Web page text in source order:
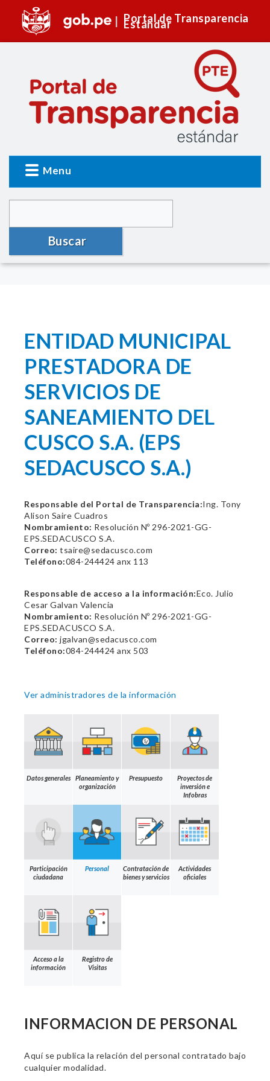
Portal de Transparencia
Estándar
Menu
Buscar
ENTIDAD MUNICIPAL
PRESTADORA DE
SERVICIOS DE
SANEAMIENTO DEL
CUSCO S.A. (EPS
SEDACUSCO S.A.)
Responsable del Portal de Transparencia:Ing. Tony
Alison Saire Cuadros
Nombramiento: Resolución Nº 296-2021-GG-
EPS.SEDACUSCO S.A.
Correo: tsaire@sedacusco.com
Teléfono:084-244424 anx 113
Responsable de acceso a la información:Eco. Julio
Cesar Galvan Valencia
Nombramiento: Resolución Nº 296-2021-GG-
EPS.SEDACUSCO S.A.
Correo: jgalvan@sedacusco.com
Teléfono:084-244424 anx 503
Ver administradores de la información
Datos generales
Planeamiento y
organización
Presupuesto
Proyectos de
inversión e
Infobras
Participación
ciudadana
Personal
Contratación de
bienes y servicios
Actividades
oficiales
Acceso a la
información
Registro de
Visitas
INFORMACION DE PERSONAL
Aquí se publica la relación del personal contratado bajo
cualquier modalidad.